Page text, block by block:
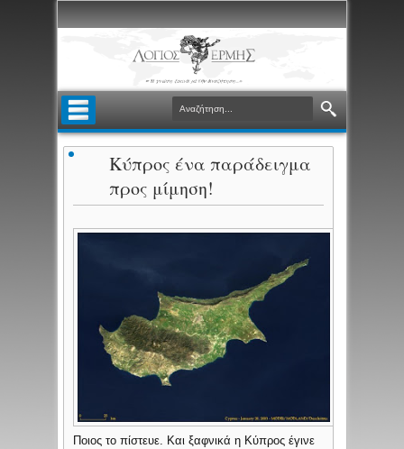
Κύπρος ένα παράδειγμα
προς μίμηση!
Ποιος το πίστευε. Και ξαφνικά η Κύπρος έγινε